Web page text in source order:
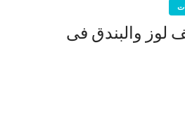
لوز والبندق فى